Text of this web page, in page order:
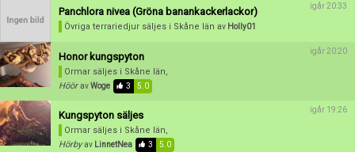
Panchlora nivea (Gröna banankackerlackor)
Övriga terrariedjur säljes i Skåne län av Holly01
igår 20:33
Honor kungspyton
Ormar säljes i Skåne län,
Höör avWoge 3 5.0
igår 20:20
Kungspyton säljes
Ormar säljes i Skåne län,
Hörby av LinnetNea 3 5.0
igår 19:26